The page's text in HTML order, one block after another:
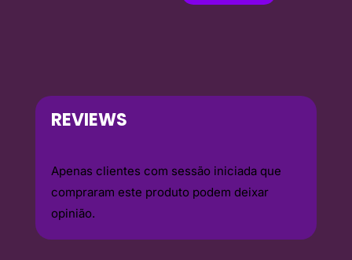
REVIEWS
Apenas clientes com sessão iniciada que
compraram este produto podem deixar
opinião.